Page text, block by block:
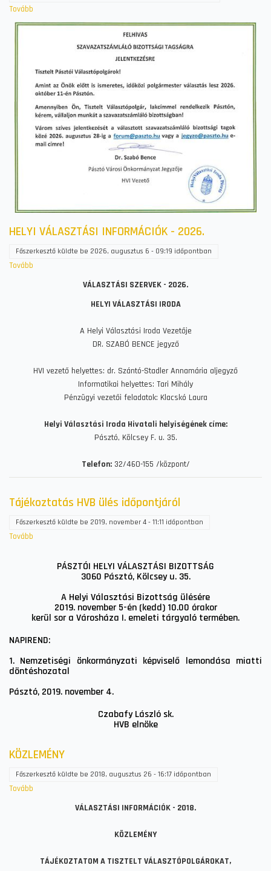
Tovább
SZAVAZATSZÁMLÁLÓ
HELYI VÁLASZTÁSI INFORMÁCIÓK - 2026.
Főszerkesztő küldte be 2026, augusztus 6 - 09:19 időpontban
Tovább
VÁLASZTÁSI SZERVEK - 2026.
HELYI VÁLASZTÁSI IRODA
A Helyi Választási Iroda Vezetője
DR. SZABÓ BENCE jegyző
HVI vezető helyettes: dr. Szántó-Stadler Annamária aljegyző
Informatikai helyettes: Tari Mihály
Pénzügyi vezetői feladatok: Klacskó Laura
Helyi Választási Iroda Hivatali helyiségének címe:
Pásztó, Kölcsey F. u. 35.
Telefon:32/460-155 /központ/
Tájékoztatás HVB ülés időpontjáról
Főszerkesztő küldte be 2019, november 4 - 11:11 időpontban
Tovább
PÁSZTÓI HELYI VÁLASZTÁSI BIZOTTSÁG
3060 Pásztó, Kölcsey u. 35.
A Helyi Választási Bizottság ülésére
2019. november 5-én (kedd) 10.00 órakor
kerül sor a Városháza I. emeleti tárgyaló termében.
NAPIREND:
1. Nemzetiségi önkormányzati képviselő lemondása miatti
döntéshozatal
Pásztó, 2019. november 4.
Czabafy László sk.
HVB elnöke
KÖZLEMÉNY
Főszerkesztő küldte be 2018, augusztus 26 - 16:17 időpontban
Tovább
VÁLASZTÁSI INFORMÁCIÓK - 2018.
KÖZLEMÉNY
TÁJÉKOZTATOM A TISZTELT VÁLASZTÓPOLGÁROKAT,